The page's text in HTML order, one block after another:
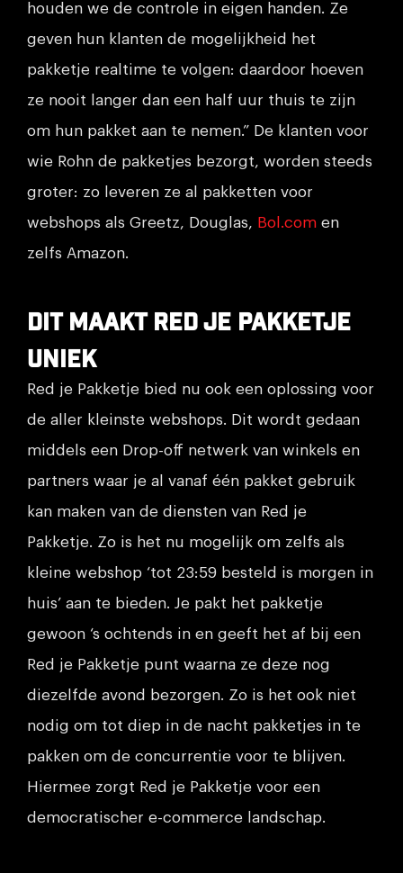
houden we de controle in eigen handen. Ze
geven hun klanten de mogelijkheid het
pakketje realtime te volgen: daardoor hoeven
ze nooit langer dan een half uur thuis te zijn
om hun pakket aan te nemen.” De klanten voor
wie Rohn de pakketjes bezorgt, worden steeds
groter: zo leveren ze al pakketten voor
webshops als Greetz, Douglas, Bol.com en
zelfs Amazon.
Dit maakt Red je Pakketje
uniek
Red je Pakketje bied nu ook een oplossing voor
de aller kleinste webshops. Dit wordt gedaan
middels een Drop-off netwerk van winkels en
partners waar je al vanaf één pakket gebruik
kan maken van de diensten van Red je
Pakketje. Zo is het nu mogelijk om zelfs als
kleine webshop ‘tot 23:59 besteld is morgen in
huis’ aan te bieden. Je pakt het pakketje
gewoon ‘s ochtends in en geeft het af bij een
Red je Pakketje punt waarna ze deze nog
diezelfde avond bezorgen. Zo is het ook niet
nodig om tot diep in de nacht pakketjes in te
pakken om de concurrentie voor te blijven.
Hiermee zorgt Red je Pakketje voor een
democratischer e-commerce landschap.